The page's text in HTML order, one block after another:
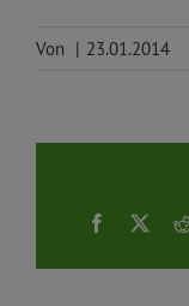
Von | 23.01.2014
Facebook
X